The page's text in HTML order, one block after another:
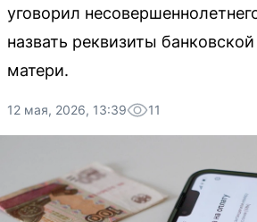
уговорил
назвать реквизиты
матери.
12 мая, 2026, 13:39 11